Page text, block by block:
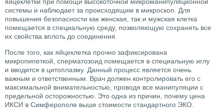
системы и наблюдает за происходящим в микроскоп. Для
повышения безопасности как женская, так и мужская клетка
помещается в специальную среду, позволяющую сохранять все
их свойства вплоть до соединения.
После того, как яйцеклетка прочно зафиксирована
микропипеткой, сперматозоид помещается в специальную иглу
и вводится в цитоплазму. Данный процесс является очень
важным и ответственным. Врач должен контролировать его с
максимальной внимательностью, проводя все манипуляции с
предельной осторожностью. Это одна из причин, почему цена
ИКСИ в Симферополе выше стоимости стандартного ЭКО.